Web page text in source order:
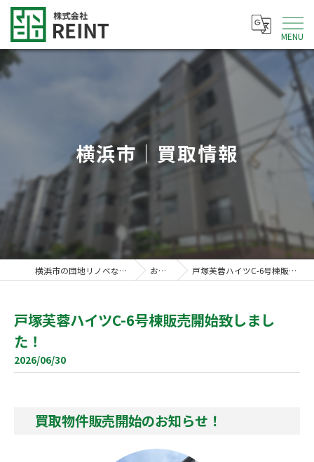
MENU
横浜市｜買取情報
横浜市の団地リノベなら株式会社REINT お知らせ 戸塚芙蓉ハイツC-6号棟販売開始致しました！
戸塚芙蓉ハイツC-6号棟販売開始致しまし
た！
2026/06/30
買取物件販売開始のお知らせ！